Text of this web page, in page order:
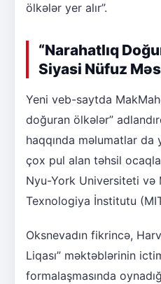
ölkələr yer alır”.
“Narahatlıq
Siyasi Nüfuz
Yeni veb-saytda
doğuran ölkələr”
haqqında məlumatlar da
çox pul alan təhsil
Nyu-York Universiteti və
Texnologiya İnstitutu
Oksnevadın fikrincə,
Liqası” məktəblərinin
formalaşmasında